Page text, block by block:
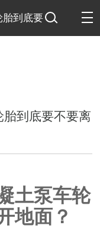
胎到底要
到底要不要离
土泵车轮
地面？